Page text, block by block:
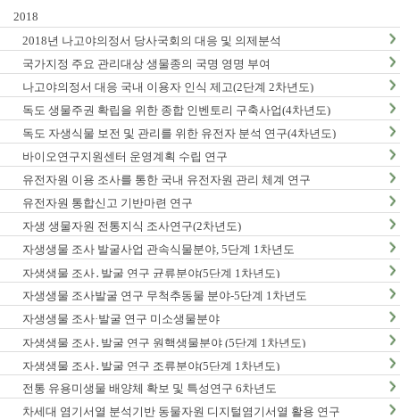
2018
2018년 나고야의정서 당사국회의 대응 및 의제분석
국가지정 주요 관리대상 생물종의 국명 영명 부여
나고야의정서 대응 국내 이용자 인식 제고(2단계 2차년도)
독도 생물주권 확립을 위한 종합 인벤토리 구축사업(4차년도)
독도 자생식물 보전 및 관리를 위한 유전자 분석 연구(4차년도)
바이오연구지원센터 운영계획 수립 연구
유전자원 이용 조사를 통한 국내 유전자원 관리 체계 연구
유전자원 통합신고 기반마련 연구
자생 생물자원 전통지식 조사연구(2차년도)
자생생물 조사 발굴사업 관속식물분야, 5단계 1차년도
자생생물 조사․발굴 연구 균류분야(5단계 1차년도)
자생생물 조사발굴 연구 무척추동물 분야-5단계 1차년도
자생생물 조사·발굴 연구 미소생물분야
자생생물 조사․발굴 연구 원핵생물분야 (5단계 1차년도)
자생생물 조사․발굴 연구 조류분야(5단계 1차년도)
전통 유용미생물 배양체 확보 및 특성연구 6차년도
차세대 염기서열 분석기반 동물자원 디지털염기서열 활용 연구